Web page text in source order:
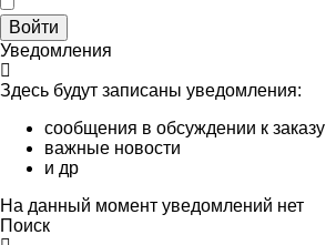
Войти
Уведомления
Здесь будут записаны уведомления:
сообщения в обсуждении к заказу
важные новости
и др
На данный момент уведомлений нет
Поиск